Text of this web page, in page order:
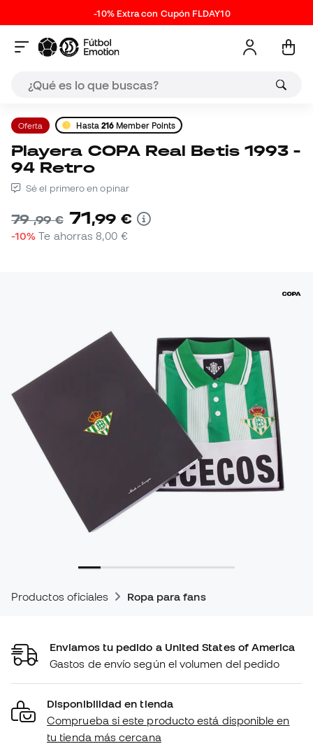
-10% Extra con Cupón FLDAY10
Oferta Hasta 216 Member Points
Playera COPA Real Betis 1993 -
94 Retro
Sé el primero en opinar
79,99 € 71,99 €
-10% Te ahorras8,00 €
Productos oficiales Ropa para fans
Enviamos tu pedido a United States of America
Gastos de envío según el volumen del pedido
Disponibilidad en tienda
Comprueba si este producto está disponible en
tu tienda más cercana